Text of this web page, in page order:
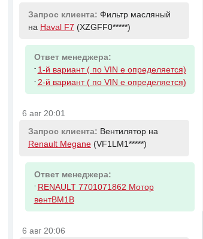
Запрос клиента: Фильтр масляный
на Haval F7 (XZGFF0*****)
Ответ менеджера:
- 1-й вариант ( по VIN е определяется)
- 2-й вариант ( по VIN е определяется)
6 авг 20:01
Запрос клиента: Вентилятор на
Renault Megane(VF1LM1*****)
Ответ менеджера:
- RENAULT 7701071862 Мотор
вентBM1B
6 авг 20:06